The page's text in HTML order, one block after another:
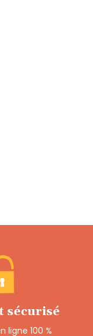
sécurisé
ligne 100 %